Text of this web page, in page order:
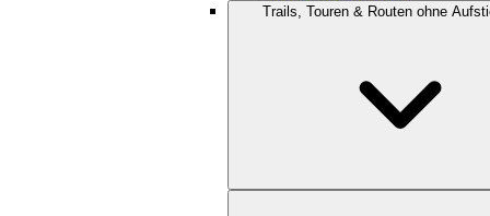
Trails, Touren & Routen ohne